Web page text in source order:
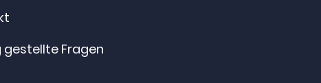
gestellte Fragen